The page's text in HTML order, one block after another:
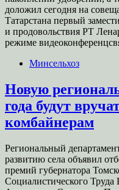
доложил сегодня на
Татарстана первый
и продовольствия РТ
режиме
Минсельхоз
Новую
года будут
комбайнерам
Региональный
развитию села объявил
премий губернатора
Социалистического